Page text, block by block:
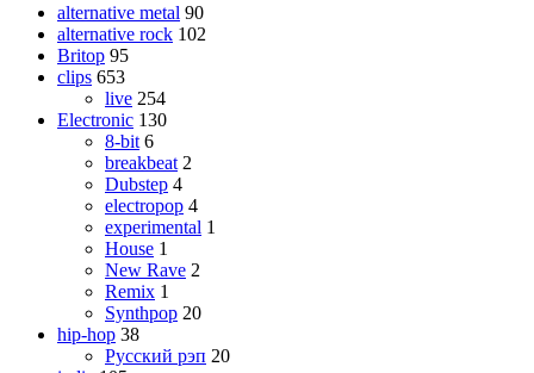
alternative metal 90
alternative rock 102
Britop 95
clips 653
live 254
Electronic 130
8-bit 6
breakbeat 2
Dubstep 4
electropop 4
experimental 1
House 1
New Rave 2
Remix 1
Synthpop 20
hip-hop 38
Русский рэп 20